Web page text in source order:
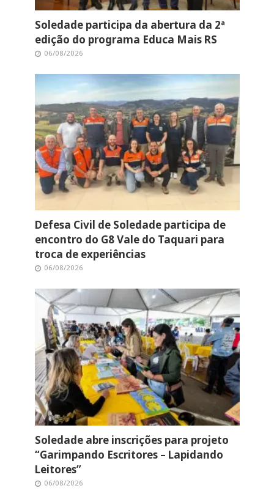
Soledade participa da abertura da 2ª
edição do programa Educa Mais RS
06/08/2026
Defesa Civil de Soledade participa de
encontro do G8 Vale do Taquari para
troca de experiências
06/08/2026
Soledade abre inscrições para projeto
“Garimpando Escritores – Lapidando
Leitores”
06/08/2026